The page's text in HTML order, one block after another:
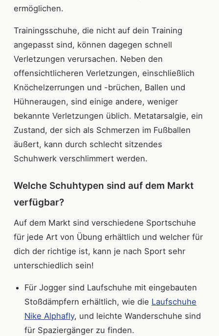
ermöglichen.
Trainingsschuhe, die nicht auf dein Training
angepasst sind, können dagegen schnell
Verletzungen verursachen. Neben den
offensichtlicheren Verletzungen, einschließlich
Knöchelzerrungen und -brüchen, Ballen und
Hühneraugen, sind einige andere, weniger
bekannte Verletzungen üblich. Metatarsalgie, ein
Zustand, der sich als Schmerzen im Fußballen
äußert, kann durch schlecht sitzendes
Schuhwerk verschlimmert werden.
Welche Schuhtypen sind auf dem Markt
verfügbar?
Auf dem Markt sind verschiedene Sportschuhe
für jede Art von Übung erhältlich und welcher für
dich der richtige ist, kann je nach Sport sehr
unterschiedlich sein!
Für Jogger sind Laufschuhe mit eingebauten
Stoßdämpfern erhältlich, wie die Laufschuhe
Nike Alphafly, und leichte Wanderschuhe sind
für Spaziergänger zu finden.